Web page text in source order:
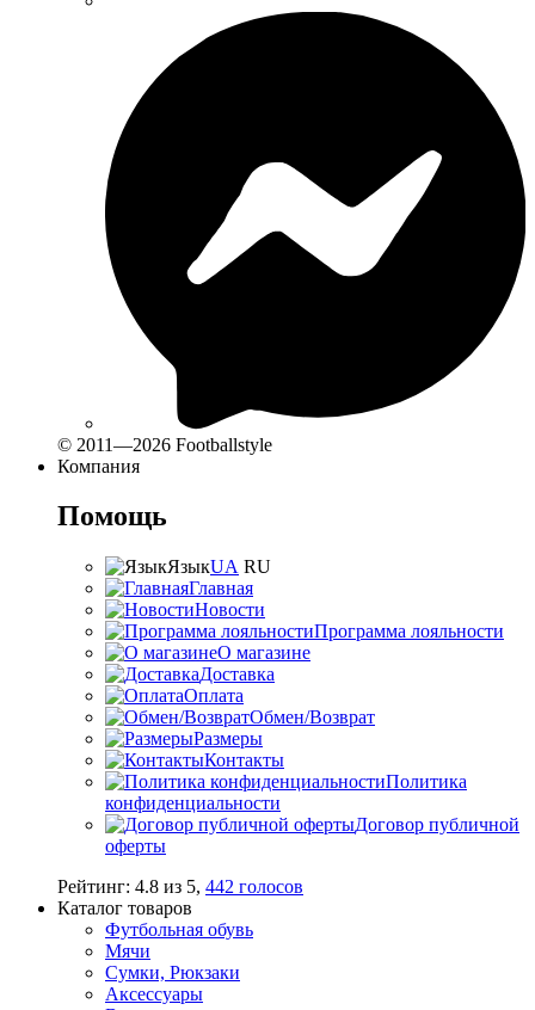
© 2011—2026 Footballstyle
Компания
Помощь
ЯзыкUA RU
Главная
Новости
Программа лояльности
О магазине
Доставка
Оплата
Обмен/Возврат
Размеры
Контакты
Политика
конфиденциальности
Договор публичной
оферты
Рейтинг: 4.8 из 5, 442 голосов
Каталог товаров
Футбольная обувь
Мячи
Сумки, Рюкзаки
Аксессуары